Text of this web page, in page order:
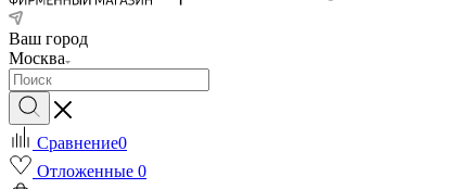
Ваш город
Москва
Сравнение0
Отложенные 0